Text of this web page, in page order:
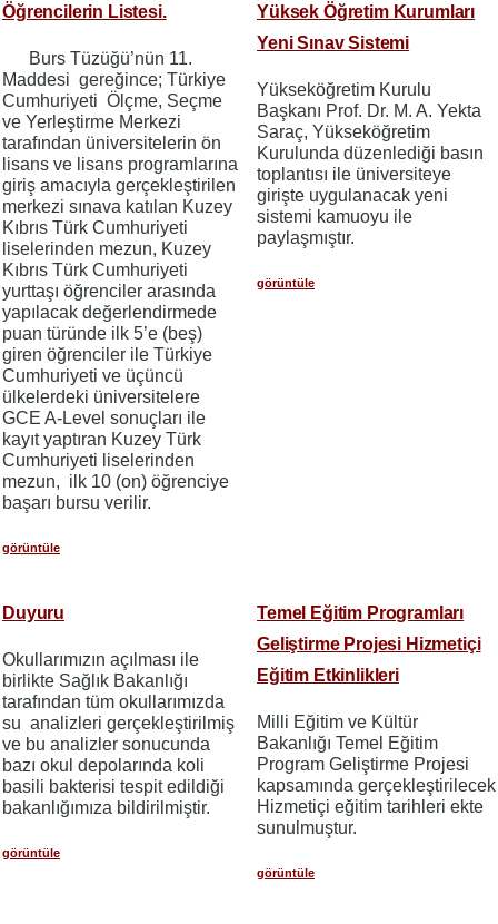
Öğrencilerin Listesi.
Burs Tüzüğü’nün 11.
Maddesi gereğince; Türkiye
Cumhuriyeti Ölçme, Seçme
ve Yerleştirme Merkezi
tarafından üniversitelerin ön
lisans ve lisans programlarına
giriş amacıyla gerçekleştirilen
merkezi sınava katılan Kuzey
Kıbrıs Türk Cumhuriyeti
liselerinden mezun, Kuzey
Kıbrıs Türk Cumhuriyeti
yurttaşı öğrenciler arasında
yapılacak değerlendirmede
puan türünde ilk 5’e (beş)
giren öğrenciler ile Türkiye
Cumhuriyeti ve üçüncü
ülkelerdeki üniversitelere
GCE A-Level sonuçları ile
kayıt yaptıran Kuzey Türk
Cumhuriyeti liselerinden
mezun, ilk 10 (on) öğrenciye
başarı bursu verilir.
görüntüle
Yüksek Öğretim Kurumları
Yeni Sınav Sistemi
Yükseköğretim Kurulu
Başkanı Prof. Dr. M. A. Yekta
Saraç, Yükseköğretim
Kurulunda düzenlediği basın
toplantısı ile üniversiteye
girişte uygulanacak yeni
sistemi kamuoyu ile
paylaşmıştır.
görüntüle
Duyuru
Okullarımızın açılması ile
birlikte Sağlık Bakanlığı
tarafından tüm okullarımızda
su analizleri gerçekleştirilmiş
ve bu analizler sonucunda
bazı okul depolarında koli
basili bakterisi tespit edildiği
bakanlığımıza bildirilmiştir.
görüntüle
Temel Eğitim Programları
Geliştirme Projesi Hizmetiçi
Eğitim Etkinlikleri
Milli Eğitim ve Kültür
Bakanlığı Temel Eğitim
Program Geliştirme Projesi
kapsamında gerçekleştirilecek
Hizmetiçi eğitim tarihleri ekte
sunulmuştur.
görüntüle